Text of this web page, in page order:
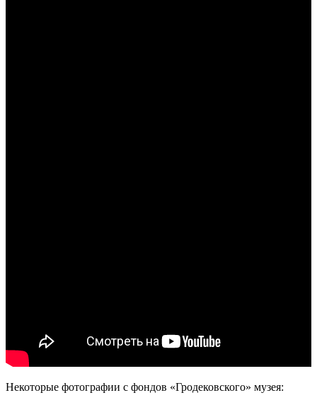
Некоторые фотографии с фондов «Гродековского» музея: